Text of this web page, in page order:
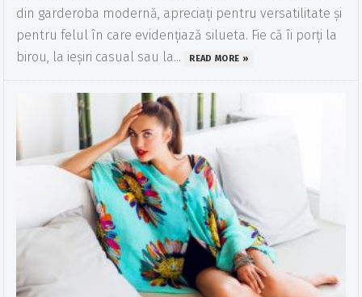
din garderoba modernă, apreciați pentru versatilitate și
pentru felul în care evidențiază silueta. Fie că îi porți la
birou, la ieșiri casual sau la...
READ MORE »